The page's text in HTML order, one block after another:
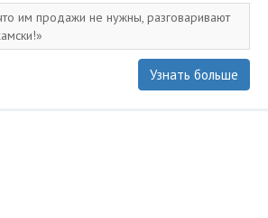
им продажи не нужны, разговаривают
Узнать больше